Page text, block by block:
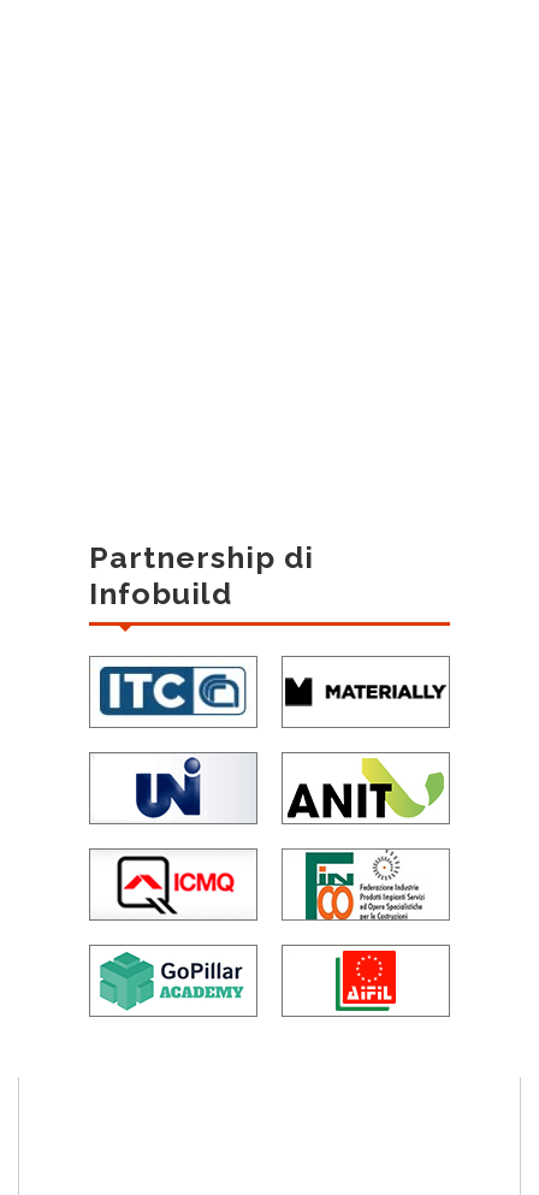
Partnership di
Infobuild